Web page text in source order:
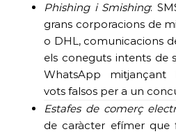
Phishing i Smishing:
grans corporacions de
o DHL, comunicacions
els coneguts intents de
WhatsApp mitjançant
vots falsos per a un
Estafes de comerç
de caràcter efímer que